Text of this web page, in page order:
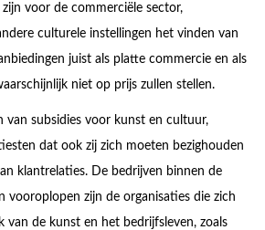
voor de commerciële sector,
culturele instellingen het vinden van
juist als platte commercie en als
niet op prijs zullen stellen.
van subsidies voor kunst en cultuur,
dat ook zij zich moeten bezighouden
klantrelaties. De bedrijven binnen de
vooroplopen zijn de organisaties die zich
van de kunst en het bedrijfsleven, zoals